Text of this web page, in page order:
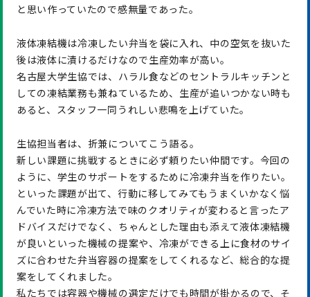
と思い作っていたので感無量であった。
液体凍結機は冷凍したい弁当を袋に入れ、中の空気を抜いた
後は液体に漬けるだけなので生産効率が高い。
名古屋大学生協では、ハラル食などのセントラルキッチンと
しての凍結業務も兼ねているため、生産が追いつかない時も
あると、スタッフ一同うれしい悲鳴を上げていた。
生協担当者は、折兼についてこう語る。
新しい課題に挑戦するときに必ず頼りたい仲間です。今回の
ように、学生のサポートをするために冷凍弁当を作りたい。
といった課題が出て、行動に移してみてもうまくいかなく悩
んでいた時に冷凍方法で味のクオリティが変わると言ったア
ドバイスだけでなく、ちゃんとした理由も添えて液体凍結機
が良いといった機械の提案や、冷凍ができる上に食材のサイ
ズに合わせた弁当容器の提案をしてくれるなど、総合的な提
案をしてくれました。
私たちでは容器や機械の選定だけでも時間が掛かるので、そ